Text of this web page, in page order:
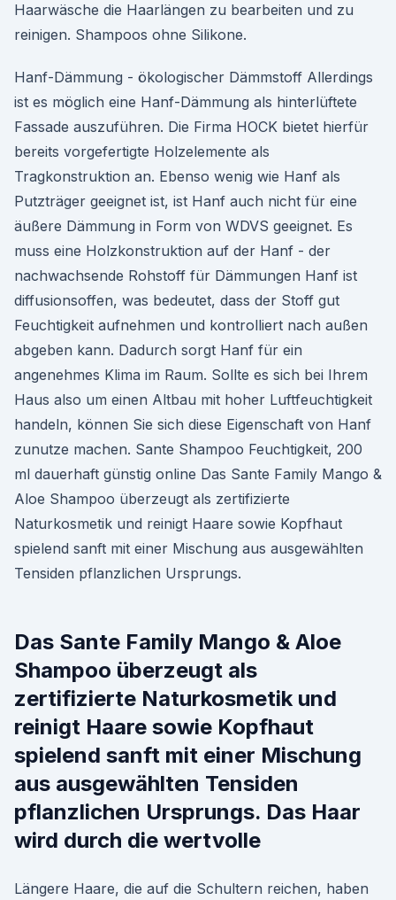
Haarwäsche die Haarlängen zu bearbeiten und zu
reinigen. Shampoos ohne Silikone.
Hanf-Dämmung - ökologischer Dämmstoff Allerdings
ist es möglich eine Hanf-Dämmung als hinterlüftete
Fassade auszuführen. Die Firma HOCK bietet hierfür
bereits vorgefertigte Holzelemente als
Tragkonstruktion an. Ebenso wenig wie Hanf als
Putzträger geeignet ist, ist Hanf auch nicht für eine
äußere Dämmung in Form von WDVS geeignet. Es
muss eine Holzkonstruktion auf der Hanf - der
nachwachsende Rohstoff für Dämmungen Hanf ist
diffusionsoffen, was bedeutet, dass der Stoff gut
Feuchtigkeit aufnehmen und kontrolliert nach außen
abgeben kann. Dadurch sorgt Hanf für ein
angenehmes Klima im Raum. Sollte es sich bei Ihrem
Haus also um einen Altbau mit hoher Luftfeuchtigkeit
handeln, können Sie sich diese Eigenschaft von Hanf
zunutze machen. Sante Shampoo Feuchtigkeit, 200
ml dauerhaft günstig online Das Sante Family Mango &
Aloe Shampoo überzeugt als zertifizierte
Naturkosmetik und reinigt Haare sowie Kopfhaut
spielend sanft mit einer Mischung aus ausgewählten
Tensiden pflanzlichen Ursprungs.
Das Sante Family Mango & Aloe
Shampoo überzeugt als
zertifizierte Naturkosmetik und
reinigt Haare sowie Kopfhaut
spielend sanft mit einer Mischung
aus ausgewählten Tensiden
pflanzlichen Ursprungs. Das Haar
wird durch die wertvolle
Längere Haare, die auf die Schultern reichen, haben